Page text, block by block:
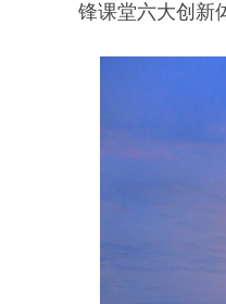
锋课堂六大创新